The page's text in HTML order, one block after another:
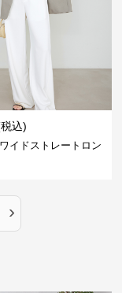
込)
イドストレートロン
›